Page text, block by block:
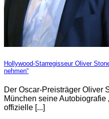
Hollywood-Starregisseur Oliver
nehmen“
Der Oscar-Preisträger Oliver
München seine Autobiografie
offizielle [...]